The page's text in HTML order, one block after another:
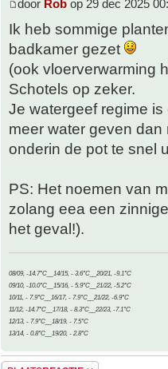
door Rob op 29 dec 2025
Ik heb sommige
badkamer gezet
(ook vloerverwarming
Schotels op zeker.
Je watergeef regime
meer water geven
onderin de pot te snel
PS: Het noemen van
zolang eea een
het geval!).
08/09, -14.7°C__14/15, - 3.6°C__20/21, -9.1°C
09/10, -10.0°C__15/16, - 5.9°C__21/22, -5.2°C
10/11, - 7.9°C__16/17, - 7.9°C__21/22, -6.9°C
11/12, -14.7°C__17/18, - 8.3°C__22/23, -7.1°C
12/13, - 7.9°C__18/19, - 7.5°C
13/14, - 0.8°C__19/20, - 2.8°C
Plaats een reactie